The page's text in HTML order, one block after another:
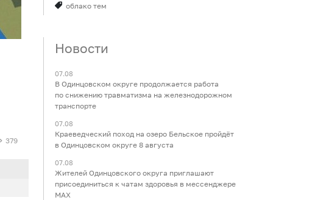
379
облако тем
Новости
07.08
В Одинцовском округе продолжается работа
по снижению травматизма на железнодорожном
транспорте
07.08
Краеведческий поход на озеро Бельское пройдёт
в Одинцовском округе 8 августа
07.08
Жителей Одинцовского округа приглашают
присоединиться к чатам здоровья в мессенджере
МАХ